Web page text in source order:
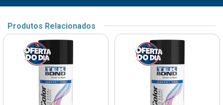
Produtos Relacionados